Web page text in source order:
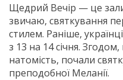
Щедрий Вечір — це
звичаю, святкування
стилем. Раніше,
з 13 на 14 січня. Згодом,
натомість, почали
преподобної Меланії.